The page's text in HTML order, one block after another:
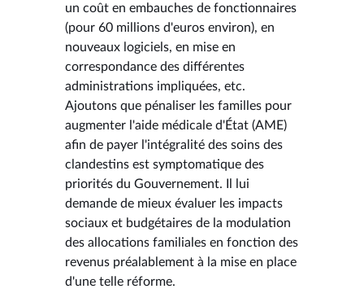
un coût en embauches de fonctionnaires
(pour 60 millions d'euros environ), en
nouveaux logiciels, en mise en
correspondance des différentes
administrations impliquées, etc.
Ajoutons que pénaliser les familles pour
augmenter l'aide médicale d'État (AME)
afin de payer l'intégralité des soins des
clandestins est symptomatique des
priorités du Gouvernement. Il lui
demande de mieux évaluer les impacts
sociaux et budgétaires de la modulation
des allocations familiales en fonction des
revenus préalablement à la mise en place
d'une telle réforme.